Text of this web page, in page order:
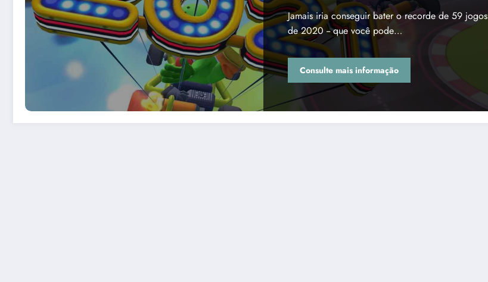
Jamais iria conseguir bater o recorde de 59 jogos
de 2020 -- que você pode…
Consulte mais informação